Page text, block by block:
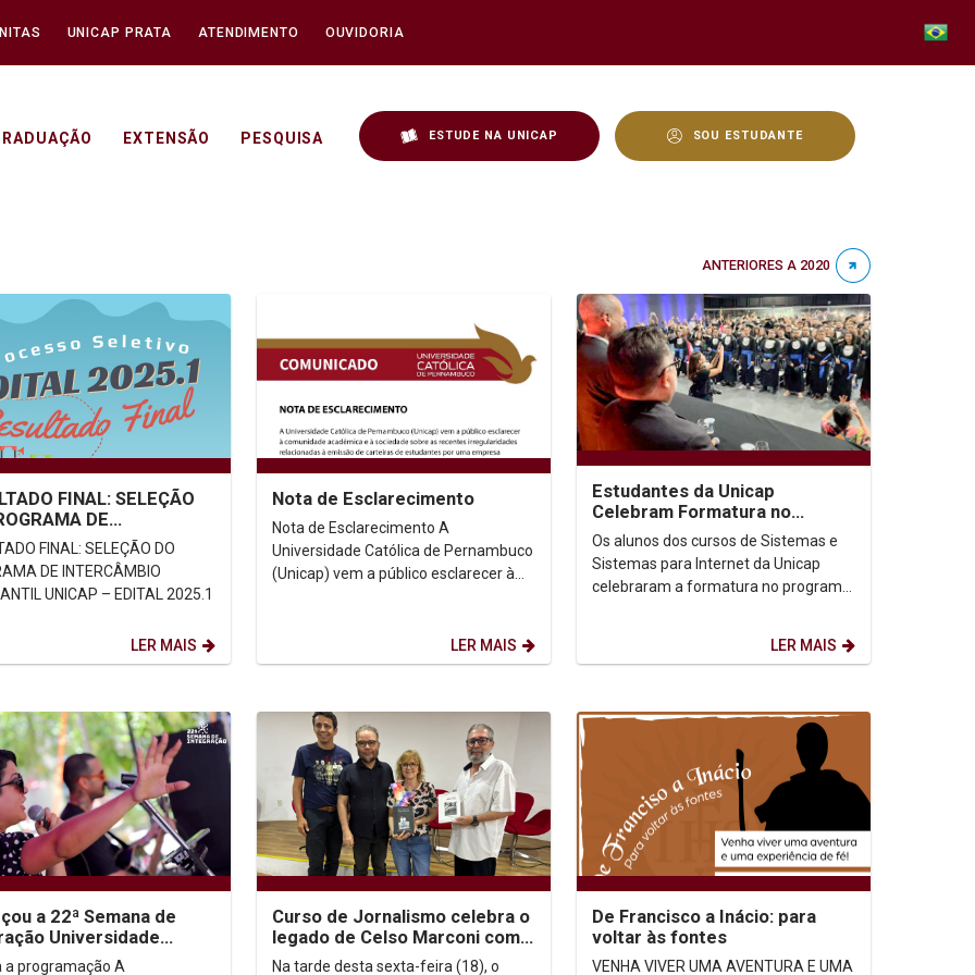
UNICAP PRATA ATENDIMENTO OUVIDORIA
EXTENSÃO PESQUISA ESTUDE NA UNICAP SOU ESTUDANTE
ANTERIORES A 2020
FINAL: SELEÇÃO
DE
INTERCÂMBIO
UNICAP –...
FINAL: SELEÇÃO DO
DE INTERCÂMBIO
UNICAP – EDITAL 2025.1
LER MAIS
Nota de Esclarecimento
Nota de Esclarecimento A
Universidade Católica de Pernambuco
(Unicap) vem a público esclarecer à
LER MAIS
Estudantes da Unicap
Celebram Formatura no
Embarque Digital
Os alunos dos cursos de Sistemas e
Sistemas para Internet da Unicap
celebraram a formatura no programa
LER MAIS
a 22ª Semana de
Universidade
& Sociedade
programação A
Curso de Jornalismo celebra o
legado de Celso Marconi com
doação de acervo e
Na tarde desta sexta-feira (18), o
De Francisco a Inácio: para
voltar às fontes
VENHA VIVER UMA AVENTURA E UMA